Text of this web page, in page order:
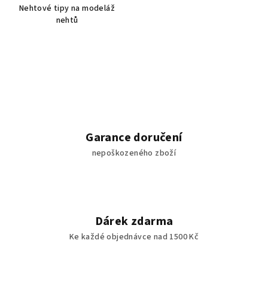
Nehtové tipy na modeláž
nehtů
Garance doručení
nepoškozeného zboží
Dárek zdarma
Ke každé objednávce nad 1500 Kč